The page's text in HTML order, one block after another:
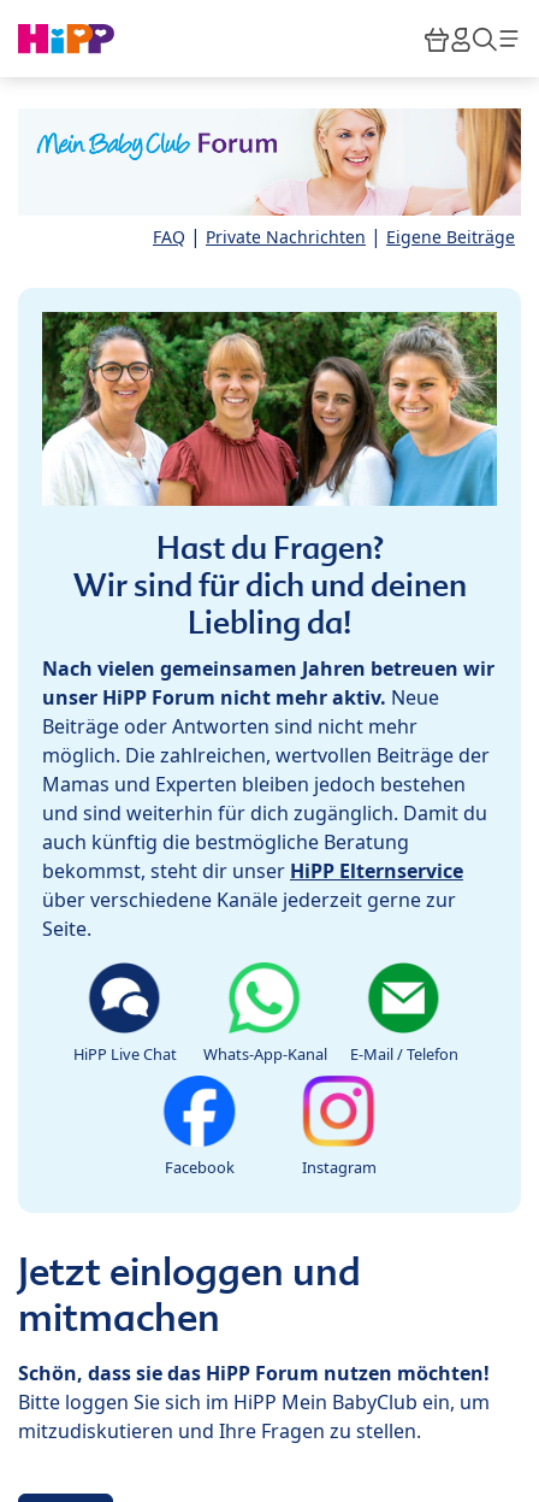
HiPP
FAQ | Private Nachrichten | Eigene Beiträge
Hast du Fragen?
Wir sind für dich und deinen
Liebling da!
Nach vielen gemeinsamen Jahren betreuen wir
unser HiPP Forum nicht mehr aktiv. Neue
Beiträge oder Antworten sind nicht mehr
möglich. Die zahlreichen, wertvollen Beiträge der
Mamas und Experten bleiben jedoch bestehen
und sind weiterhin für dich zugänglich. Damit du
auch künftig die bestmögliche Beratung
bekommst, steht dir unser HiPP Elternservice
über verschiedene Kanäle jederzeit gerne zur
Seite.
HiPP Live Chat Whats-App-Kanal E-Mail / Telefon
Facebook Instagram
Jetzt einloggen und
mitmachen
Schön, dass sie das HiPP Forum nutzen möchten!
Bitte loggen Sie sich im HiPP Mein BabyClub ein, um
mitzudiskutieren und Ihre Fragen zu stellen.